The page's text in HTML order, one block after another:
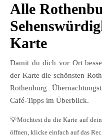
Alle
Karte
Damit du dich vor Ort
der Karte die schönsten
Rothenburg
Café-Tipps im Überblick.
💡Möchtest du die Karte auf
öffnen, klicke einfach auf das